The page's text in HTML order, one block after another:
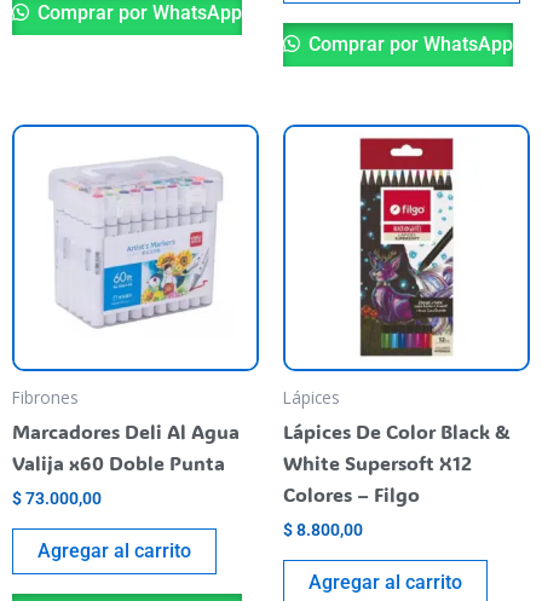
Comprar por WhatsApp
Comprar por WhatsApp
Fibrones
Marcadores Deli Al Agua
Valija x60 Doble Punta
$73.000,00
Agregar al carrito
Lápices
Lápices De Color Black &
White Supersoft X12
Colores – Filgo
$8.800,00
Agregar al carrito